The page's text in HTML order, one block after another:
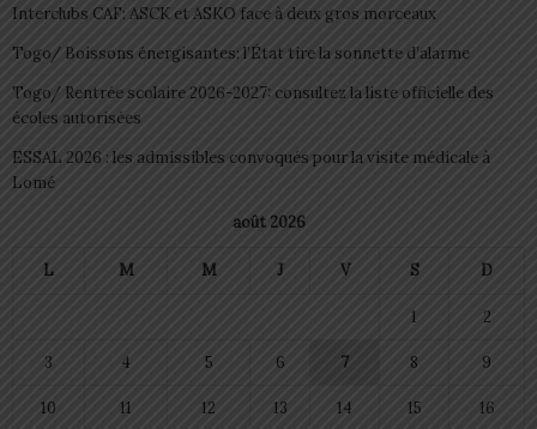
Interclubs CAF: ASCK et ASKO face à deux gros morceaux
Togo/ Boissons énergisantes: l’État tire la sonnette d’alarme
Togo/ Rentrée scolaire 2026-2027: consultez la liste officielle des
écoles autorisées
ESSAL 2026 : les admissibles convoqués pour la visite médicale à
Lomé
août 2026
L M M J V S D
1 2
3 4 5 6 7 8 9
10 11 12 13 14 15 16